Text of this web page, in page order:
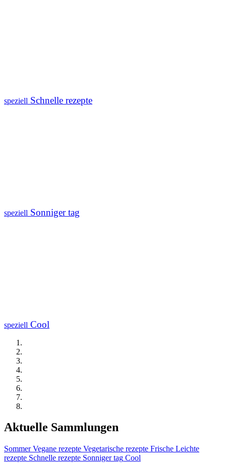
speziell Schnelle rezepte
speziell Sonniger tag
speziell Cool
Aktuelle Sammlungen
Sommer Vegane rezepte Vegetarische rezepte Frische Leichte
rezepte Schnelle rezepte Sonniger tag Cool